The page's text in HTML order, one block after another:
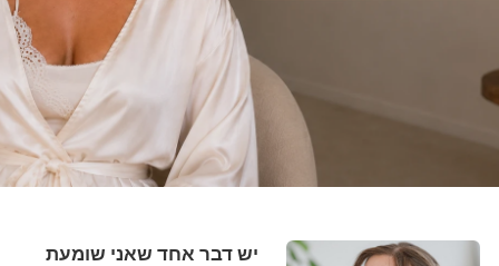
יש דבר אחד שאני שומעת